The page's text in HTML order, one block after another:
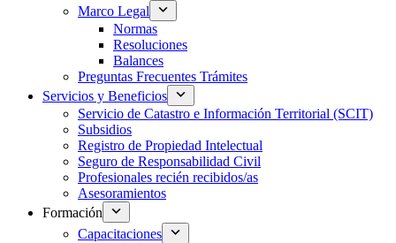
Marco Legal
Normas
Resoluciones
Balances
Preguntas Frecuentes Trámites
Servicios y Beneficios
Servicio de Catastro e Información Territorial (SCIT)
Subsidios
Registro de Propiedad Intelectual
Seguro de Responsabilidad Civil
Profesionales recién recibidos/as
Asesoramientos
Formación
Capacitaciones